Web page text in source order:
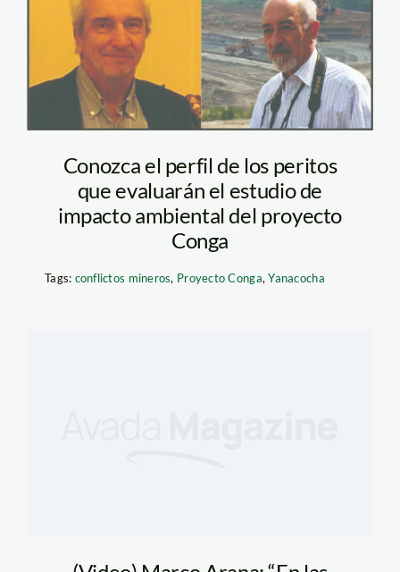
Peritos_Conga
Conozca el perfil de los peritos
que evaluarán el estudio de
impacto ambiental del proyecto
Conga
Tags: conflictos mineros, Proyecto Conga,Yanacocha